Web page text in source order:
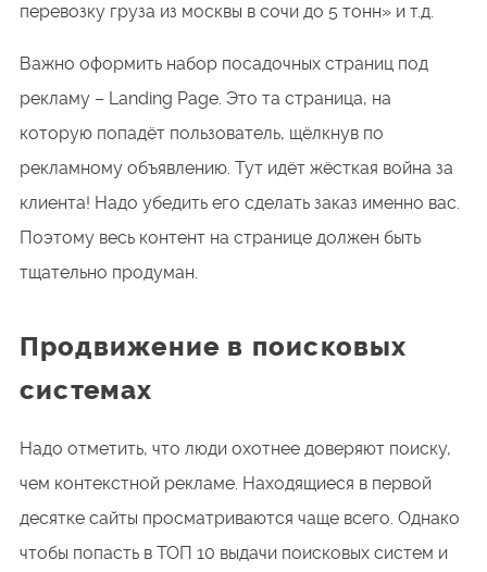
перевозку груза из москвы в сочи до 5 тонн» и т.д.
Важно оформить набор посадочных страниц под
рекламу – Landing Page. Это та страница, на
которую попадёт пользователь, щёлкнув по
рекламному объявлению. Тут идёт жёсткая война за
клиента! Надо убедить его сделать заказ именно вас.
Поэтому весь контент на странице должен быть
тщательно продуман.
Продвижение в поисковых
системах
Надо отметить, что люди охотнее доверяют поиску,
чем контекстной рекламе. Находящиеся в первой
десятке сайты просматриваются чаще всего. Однако
чтобы попасть в ТОП 10 выдачи поисковых систем и